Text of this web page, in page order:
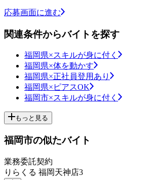
応募画面に進む
関連条件からバイトを探す
福岡県×スキルが身に付く
福岡県×体を動かす
福岡県×正社員登用あり
福岡県×ピアスOK
福岡市×スキルが身に付く
もっと見る
福岡市の似たバイト
業務委託契約
りらくる 福岡天神店3